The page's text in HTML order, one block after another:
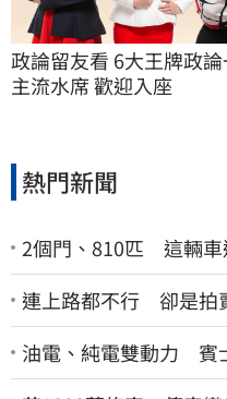
政論留友看 6大王牌政
主流水席 歡迎入座
熱門新聞
2個門、810匹 這輛車
連上路都不行 卻是拍
油電、純電雙動力 賓